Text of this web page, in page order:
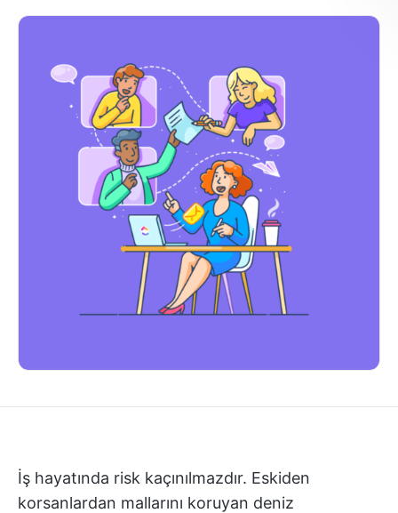
İş hayatında risk kaçınılmazdır. Eskiden
korsanlardan mallarını koruyan deniz